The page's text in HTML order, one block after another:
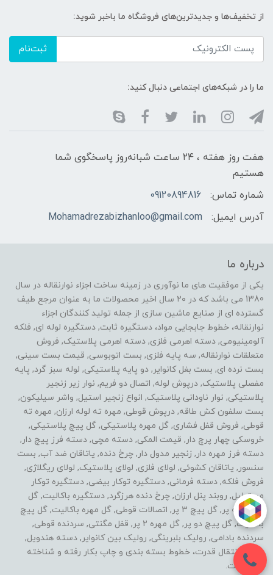
از تخفیف‌ها و جدیدترین‌های فروشگاه ما باخبر شوید:
ثبت‌نام
ما را در شبکه‌های اجتماعی دنبال کنید:
هفت روز هفته ، ۲۴ ساعت شبانه‌روز پاسخگوی شما
هستیم
شماره تماس:
09120894816
آدرس ایمیل:
Mohamadrezabizhanloo@gmail.com
درباره ما
یکی از موفقیت های ما نوآوری در زمینه ساخت اجزاء نوارنقاله در سال
1380 می باشد که در ۲۰ سال اخیر محصولات ما به عنوان مرجع طیف
گسترده ای از صنایع ماشین سازی از جمله تولید کنندگان اجزاء
نوارنقاله، خطوط جابجایی مواد، دستگیره ثابت, دستگیره لوله ای, فلکه
آلومینیومی, دسته اهرمی فلزی, دسته اهرمی پلاستیک, فروش
متعلقات نوارنقاله, سه پایه فلزی, بست اتوبوسی, قیمت بست سینی,
بست نرده ای, بست بغل کانوایر, دو پایه پلاستیکی, لوله سبز گرد, پایه
مفصلی پلاستیک, درپوش لوله, اتصال دو فریم, نوار زیر زنجیر
پلاستیکی, نوار ناودانی پلاستیک, انواع زنجیر استیل, واشر سیلیکون,
بست سلفون کش طاقه, درپوش قوطی, مهره ته لوله ارزان, مهره ته
قوطی, فروش قفل فشاری, گل مهره پلاستیکی, گل پیچ پلاستیکی,
خروسکی چهار پرچ دار, قیمت المکی, دسته مچی, دسته فرز پیچ دار,
دسته فرز مهره دار, زنجیر مدول دار, چرخ دنده, یاتاقان ضد آب, بست
سنسور, یاتاقان کشوئی, لولای فلزی, لولای پلاستیک, لولای ریگلاژی,
فروش فلکه, دسته فرمانی, دستگیره توکار بیضی, دستگیره توکار
مستطیل, روبند پنل ارزان, چرخ دنده هرزگرد, دستگیره باکالیت, گل
مهره سه پر, گل پیچ 3 پر, اتصالات قوطی, گل مهره باکالیت, گل پیچ
باکالیت, گل پیچ دو پر, گل مهره 2 پر, قفل مگنتی, سردنده قوطی,
سردنده بادامی, رولیک بلبرینگی, رولیک بین کانوایر, دسته هندویل,
خطوط انتقال قدرت، خطوط بسته بندی و چاپ بکار رفته و شناخته
شده است.